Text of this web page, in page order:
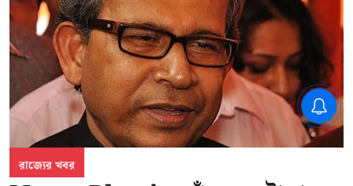
রাজ্যের খবর
CPIM: ৬০ লক্ষ নাম বিবেচনাধীন রেখে
ভোট ঘোষণার প্রতিবাদ - আদালতের
দ্বারস্থ হবে সিপিআইএম